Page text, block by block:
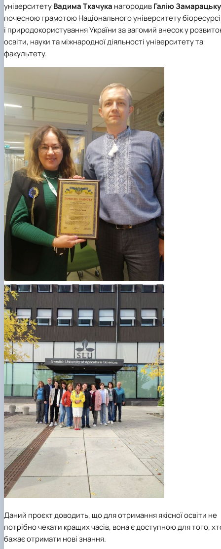
університетуВадима Ткачука нагородивГалію Замарацьку
почесною грамотою Національного університету
і природокористування Україниза вагомий внесок у
освіти, науки та міжнародної діяльності університету та
факультету.
Даний проєкт доводить, що для отримання якісної освіти не
потрібно чекати кращих часів, вона є доступною для того,
бажає отримати нові знання.